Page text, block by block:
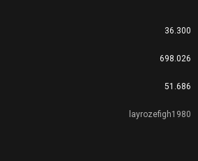
36.300
698.026
51.686
layrozefigh1980